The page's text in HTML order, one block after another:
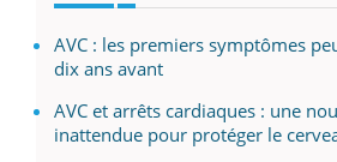
AVC : les premiers symptômes
dix ans avant
AVC et arrêts cardiaques : une
inattendue pour protéger le